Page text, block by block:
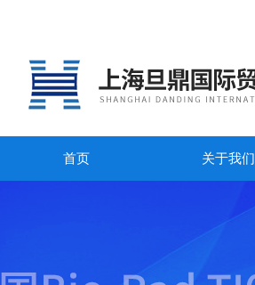
首页 关于我们